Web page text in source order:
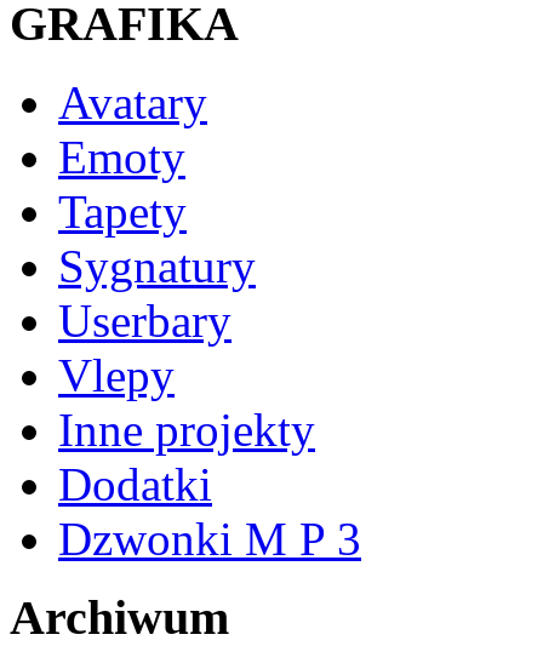
GRAFIKA
Avatary
Emoty
Tapety
Sygnatury
Userbary
Vlepy
Inne projekty
Dodatki
Dzwonki M P 3
Archiwum